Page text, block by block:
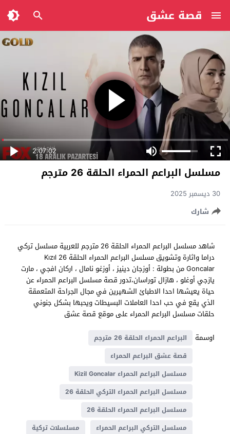
قصة عشق
2:07:02
مسلسل البراعم الحمراء الحلقة 26 مترجم
30 ديسمبر 2025
شارك
شاهد مسلسل البراعم الحمراء الحلقة 26 مترجم للعربية مسلسل تركي
دراما واثارة وتشويق مسلسل البراعم الحمراء الحلقة 26 Kızıl
Goncalar من بطولة : أوزجان دينيز ، أوزغو نامال ، اركان افجي ، مارت
يازجي أوغلو ، هازال توراسان،تدور قصة مسلسل البراعم الحمراء عن
حياة يعيشها احدا الاطبائ الشهيرين في مجال الجراحة المتعمقة
الذي يقع في حب احدا العاملات البسيطات ويحبها بشكل جنوني
حلقات مسلسل البراعم الحمراء على موقع قصة عشق
اوسمة
البراعم الحمراء الحلقة 26 مترجم
قصة عشق البراعم الحمراء
مسلسل البراعم الحمراء Kizil Goncalar
مسلسل البراعم الحمراء التركي الحلقة 26
مسلسل البراعم الحمراء الحلقة 26
مسلسل التركي البراعم الحمراء
مسلسلات تركية